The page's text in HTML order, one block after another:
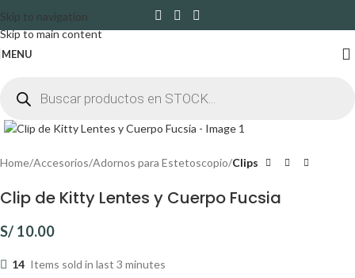
Skip to navigation
Skip to main content
MENU
Click to enlarge
Home Accesorios Adornos para Estetoscopio Clips
Clip de Kitty Lentes y Cuerpo Fucsia
S/ 10.00
14 Items sold in last 3 minutes